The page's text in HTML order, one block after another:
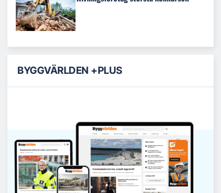
BYGGVÄRLDEN +PLUS